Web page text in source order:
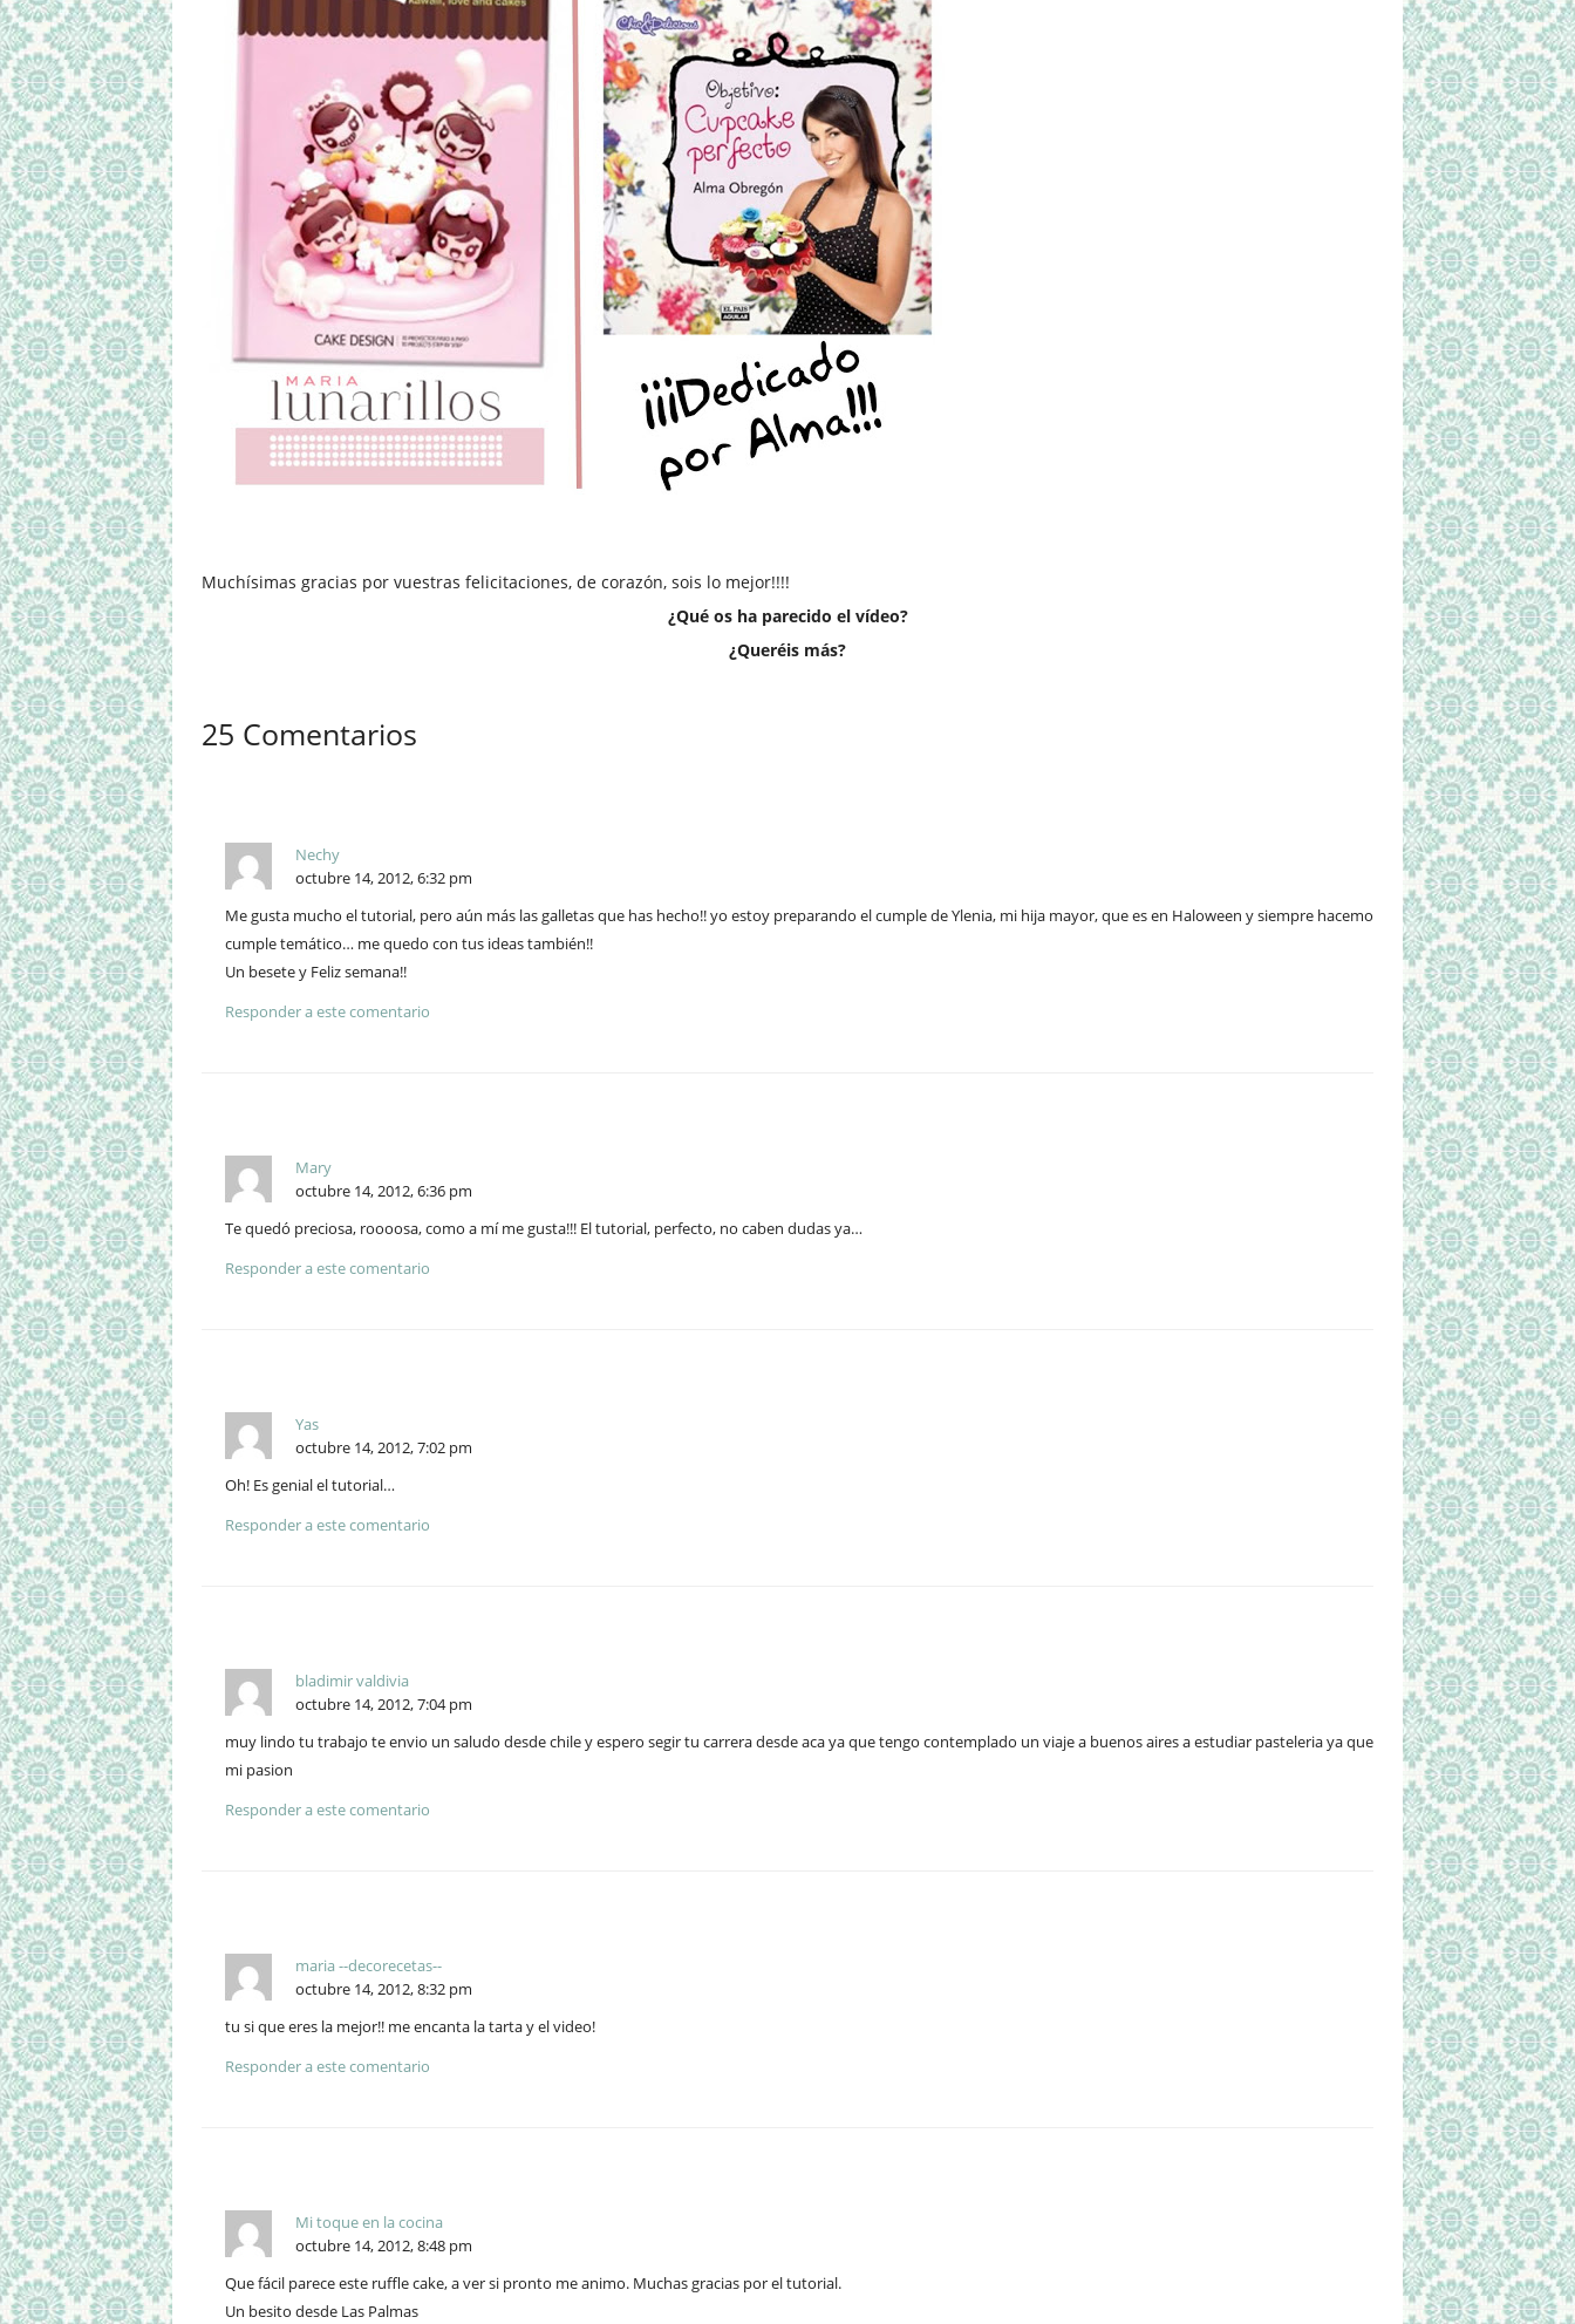
Muchísimas gracias por vuestras felicitaciones, de corazón, sois lo mejor!!!!
¿Qué os ha parecido el vídeo?
¿Queréis más?
25 Comentarios
Nechy
octubre 14, 2012, 6:32 pm
Me gusta mucho el tutorial, pero aún más las galletas que has hecho!! yo estoy preparando el cumple de Ylenia, mi hija mayor, que es en Haloween y siempre hacemos
cumple temático… me quedo con tus ideas también!!
Un besete y Feliz semana!!
Responder a este comentario
Mary
octubre 14, 2012, 6:36 pm
Te quedó preciosa, roooosa, como a mí me gusta!!! El tutorial, perfecto, no caben dudas ya…
Responder a este comentario
Yas
octubre 14, 2012, 7:02 pm
Oh! Es genial el tutorial…
Responder a este comentario
bladimir valdivia
octubre 14, 2012, 7:04 pm
muy lindo tu trabajo te envio un saludo desde chile y espero segir tu carrera desde aca ya que tengo contemplado un viaje a buenos aires a estudiar pasteleria ya que es
mi pasion
Responder a este comentario
maria --decorecetas--
octubre 14, 2012, 8:32 pm
tu si que eres la mejor!! me encanta la tarta y el video!
Responder a este comentario
Mi toque en la cocina
octubre 14, 2012, 8:48 pm
Que fácil parece este ruffle cake, a ver si pronto me animo. Muchas gracias por el tutorial.
Un besito desde Las Palmas